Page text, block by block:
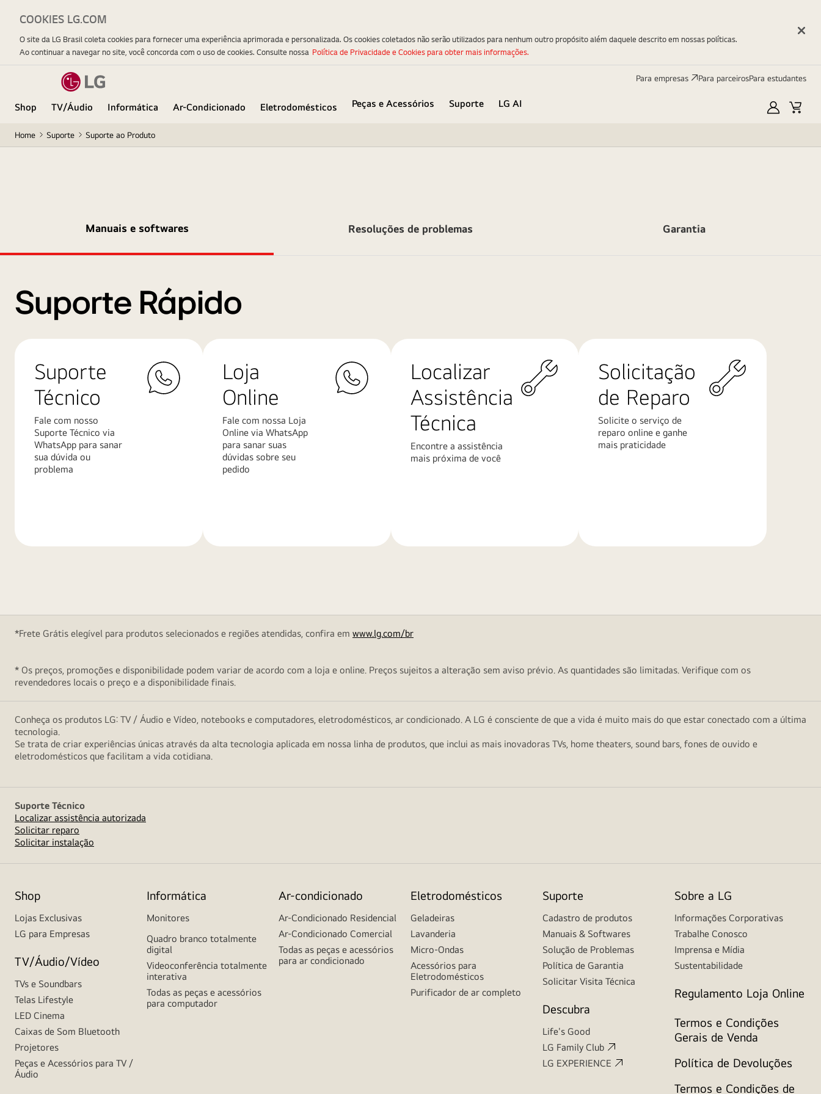
Para empresas Para parceirosPara estudantes
Shop TV/Áudio Informática Ar-Condicionado Eletrodomésticos Peças e Acessórios Suporte
LG AI
Minha
Home Suporte Suporte ao Produto
Manuais e softwares Resoluções de problemas Garantia
Suporte Rápido
Suporte
Técnico
Fale com nosso
Suporte Técnico via
WhatsApp para sanar
sua dúvida ou
problema
Loja
Online
Fale com nossa Loja
Online via WhatsApp
para sanar suas
dúvidas sobre seu
pedido
Localizar
Assistência
Técnica
Encontre a assistência
mais próxima de você
Solicitação
de Reparo
Solicite o serviço de
reparo online e ganhe
mais praticidade
*Frete Grátis elegível para produtos selecionados e regiões atendidas, confira em www.lg.com/br
* Os preços, promoções e disponibilidade podem variar de acordo com a loja e online. Preços sujeitos a alteração sem aviso prévio. As quantidades são limitadas. Verifique com os
revendedores locais o preço e a disponibilidade finais.
Conheça os produtos LG: TV / Áudio e Vídeo, notebooks e computadores, eletrodomésticos, ar condicionado. A LG é consciente de que a vida é muito mais do que estar conectado com a última
tecnologia.
Se trata de criar experiências únicas através da alta tecnologia aplicada em nossa linha de produtos, que inclui as mais inovadoras TVs, home theaters, sound bars, fones de ouvido e
eletrodomésticos que facilitam a vida cotidiana.
Suporte Técnico
Localizar assistência autorizada
Solicitar reparo
Solicitar instalação
Shop
Lojas Exclusivas
LG para Empresas
TV/Áudio/Vídeo
TVs e Soundbars
Telas Lifestyle
LED Cinema
Caixas de Som Bluetooth
Projetores
Peças e Acessórios para TV /
Áudio
Informática
Monitores
Quadro branco totalmente
digital
Videoconferência totalmente
interativa
Todas as peças e acessórios
para computador
Ar-condicionado
Ar-Condicionado Residencial
Ar-Condicionado Comercial
Todas as peças e acessórios
para ar condicionado
Eletrodomésticos
Geladeiras
Lavanderia
Micro-Ondas
Acessórios para
Eletrodomésticos
Purificador de ar completo
Suporte
Cadastro de produtos
Manuais & Softwares
Solução de Problemas
Política de Garantia
Solicitar Visita Técnica
Descubra
Life's Good
LG Family Club
LG EXPERIENCE
Sobre a LG
Informações Corporativas
Trabalhe Conosco
Imprensa e Mídia
Sustentabilidade
Regulamento Loja Online
Termos e Condições
Gerais de Venda
Política de Devoluções
Termos e Condições de
COOKIES LG.COM
O site da LG Brasil coleta cookies para fornecer uma experiência aprimorada e personalizada. Os cookies coletados não serão utilizados para nenhum outro propósito além daquele descrito em nossas políticas.
Ao continuar a navegar no site, você concorda com o uso de cookies. Consulte nossa Política de Privacidade e Cookies para obter mais informações.